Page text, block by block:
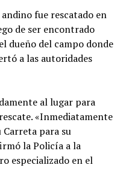
fue rescatado en
de ser encontrado
dueño del campo donde
a las autoridades
al lugar para
«Inmediatamente
para su
la Policía a la
especializado en el